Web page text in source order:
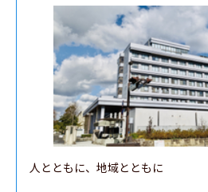
人とともに、地域とともに